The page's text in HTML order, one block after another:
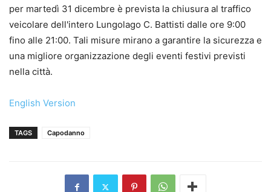
per martedì 31 dicembre è prevista la chiusura al traffico
veicolare dell'intero Lungolago C. Battisti dalle ore 9:00
fino alle 21:00. Tali misure mirano a garantire la sicurezza e
una migliore organizzazione degli eventi festivi previsti
nella città.
English Version
TAGS Capodanno